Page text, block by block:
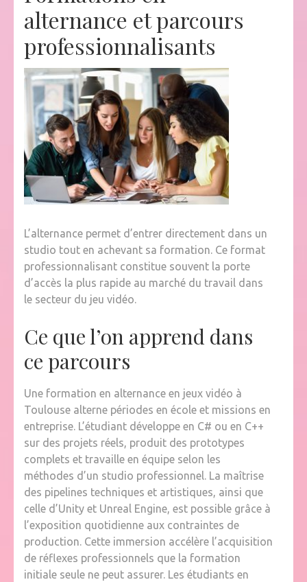
alternance et parcours
professionnalisants
L’alternance permet d’entrer directement dans un
studio tout en achevant sa formation. Ce format
professionnalisant constitue souvent la porte
d’accès la plus rapide au marché du travail dans
le secteur du jeu vidéo.
Ce que l’on apprend dans
ce parcours
Une formation en alternance en jeux vidéo à
Toulouse alterne périodes en école et missions en
entreprise. L’étudiant développe en C# ou en C++
sur des projets réels, produit des prototypes
complets et travaille en équipe selon les
méthodes d’un studio professionnel. La maîtrise
des pipelines techniques et artistiques, ainsi que
celle d’Unity et Unreal Engine, est possible grâce à
l’exposition quotidienne aux contraintes de
production. Cette immersion accélère l’acquisition
de réflexes professionnels que la formation
initiale seule ne peut assurer. Les étudiants en